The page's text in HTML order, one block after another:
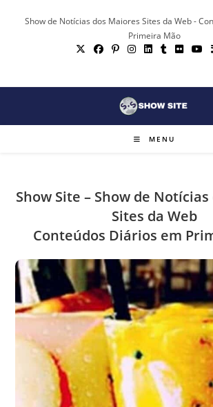
Show de Notícias dos Maiores Sites da Web -
Primeira Mão
MENU
Show Site – Show de
Sites da Web
Conteúdos Diários em